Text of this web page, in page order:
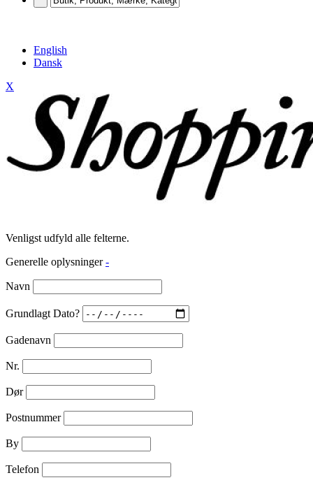
English
Dansk
X
Venligst udfyld alle felterne.
Generelle oplysninger -
Navn
Grundlagt Dato?
Gadenavn
Nr.
Dør
Postnummer
By
Telefon